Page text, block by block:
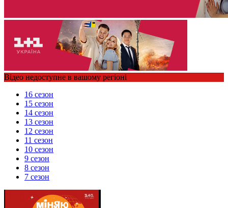
Відео недоступне в вашому регіоні
16 сезон
15 сезон
14 сезон
13 сезон
12 сезон
11 сезон
10 сезон
9 сезон
8 сезон
7 сезон